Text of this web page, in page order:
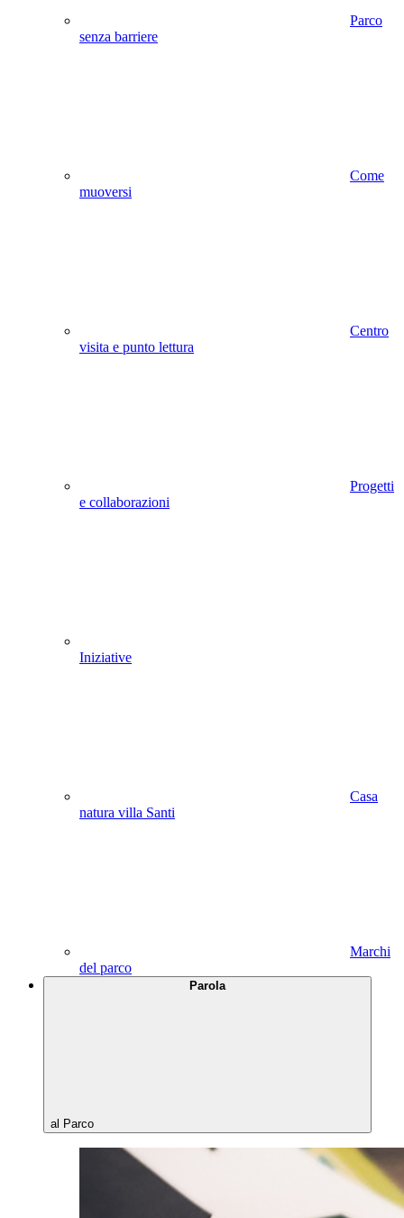
Parco
senza barriere
Come
muoversi
Centro
visita e punto lettura
Progetti
e collaborazioni
Iniziative
Casa
natura villa Santi
Marchi
del parco
Parola
al Parco